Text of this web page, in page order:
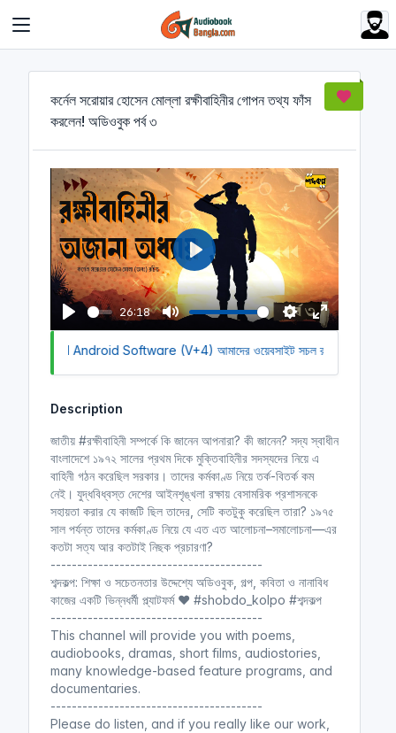
কর্নেল সরোয়ার হোসেন মোল্লা রক্ষীবাহিনীর গোপন তথ্য ফাঁস
করলেন! অডিওবুক পর্ব ৩
P
26:18
M
u
S
e
g
s
E
n
s
c
e
P
l
a
y
Android Software (V+4) আমাদের ওয়েবসাইট সচল রাখতে আমাদের
Description
জাতীয় #রক্ষীবাহিনী সম্পর্কে কি জানেন আপনারা? কী জানেন? সদ্য স্বাধীন
বাংলাদেশে ১৯৭২ সালের প্রথম দিকে মুক্তিবাহিনীর সদস্যদের নিয়ে এ
বাহিনী গঠন করেছিল সরকার। তাদের কর্মকাণ্ড নিয়ে তর্ক-বিতর্ক কম
নেই। যুদ্ধবিধ্বস্ত দেশের আইনশৃঙ্খলা রক্ষায় বেসামরিক প্রশাসনকে
সহায়তা করার যে কাজটি ছিল তাদের, সেটি কতটুকু করেছিল তারা? ১৯৭৫
সাল পর্যন্ত তাদের কর্মকাণ্ড নিয়ে যে এত এত আলোচনা–সমালোচনা—এর
কতটা সত্য আর কতটাই নিছক প্রচারণা?
----------------------------------------
শব্দকল্প: শিক্ষা ও সচেতনতার উদ্দেশ্যে অডিওবুক, গল্প, কবিতা ও নানাবিধ
কাজের একটি ভিন্নধর্মী প্ল্যাটফর্ম ❤️ #shobdo_kolpo #শব্দকল্প
----------------------------------------
This channel will provide you with poems,
audiobooks, dramas, short films, audiostories,
many knowledge-based feature programs, and
documentaries.
----------------------------------------
Please do listen, and if you really like our work,